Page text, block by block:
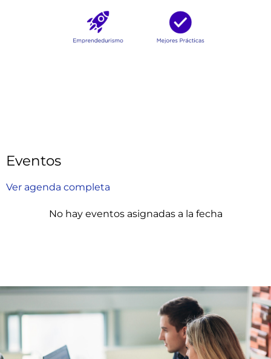
Eventos
Ver agenda completa
No hay eventos asignadas a la fecha